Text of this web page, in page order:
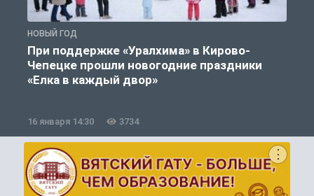
НОВЫЙ ГОД
При поддержке «Уралхима» в Кирово-
Чепецке прошли новогодние праздники
«Елка в каждый двор»
16 января 14:30 3734